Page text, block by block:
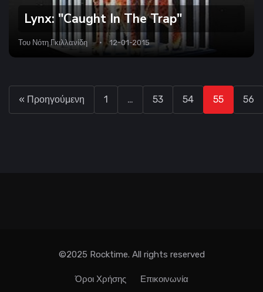
Lynx: "Caught In The Trap"
Του Νότη Γκιλλανίδη 12-01-2015
« Προηγούμενη 1 … 53 54 55 56
©2025 Rocktime. All rights reserved
Όροι Χρήσης Επικοινωνία